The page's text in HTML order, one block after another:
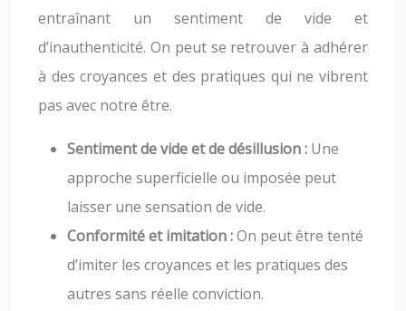
entraînant un sentiment de vide et
d’inauthenticité. On peut se retrouver à adhérer
à des croyances et des pratiques qui ne vibrent
pas avec notre être.
Sentiment de vide et de désillusion : Une
approche superficielle ou imposée peut
laisser une sensation de vide.
Conformité et imitation :On peut être tenté
d’imiter les croyances et les pratiques des
autres sans réelle conviction.